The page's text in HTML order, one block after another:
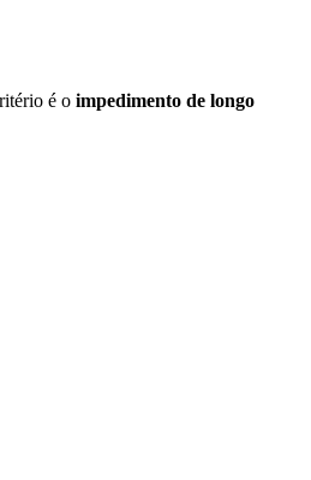
é o impedimento de longo